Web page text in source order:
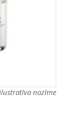
nozīme